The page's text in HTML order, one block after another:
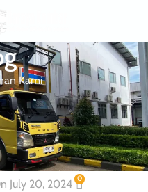
Kami
dan Tinja
dan Terbaik
July 20, 2024 0